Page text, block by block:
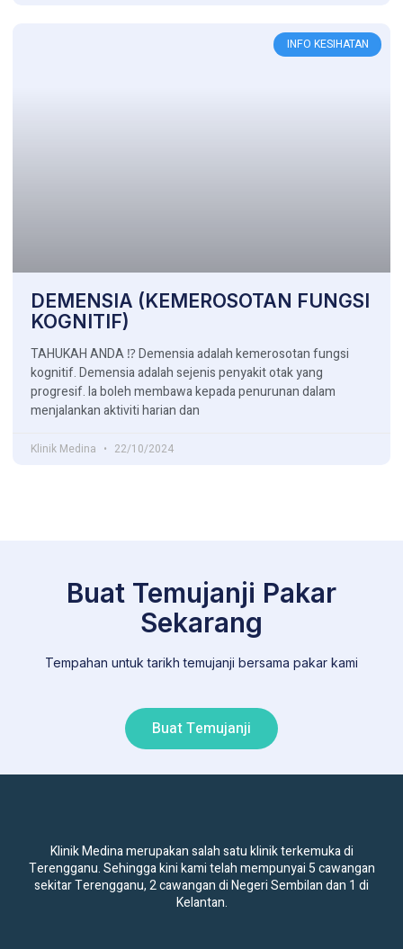
INFO KESIHATAN
DEMENSIA (KEMEROSOTAN FUNGSI
KOGNITIF)
TAHUKAH ANDA ⁉ Demensia adalah kemerosotan fungsi
kognitif. Demensia adalah sejenis penyakit otak yang
progresif. la boleh membawa kepada penurunan dalam
menjalankan aktiviti harian dan
Klinik Medina 22/10/2024
Buat Temujanji Pakar
Sekarang
Tempahan untuk tarikh temujanji bersama pakar kami
Buat Temujanji
Klinik Medina merupakan salah satu klinik terkemuka di
Terengganu. Sehingga kini kami telah mempunyai 5 cawangan
sekitar Terengganu, 2 cawangan di Negeri Sembilan dan 1 di
Kelantan.